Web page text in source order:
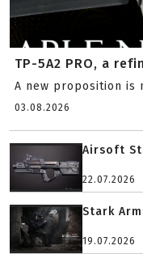
TP-5A2 PRO, a
A new proposition is
03.08.2026
Airsoft
22.07.2026
Stark
19.07.2026